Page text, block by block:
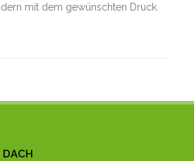
mit dem gewünschten Druck.
DACH